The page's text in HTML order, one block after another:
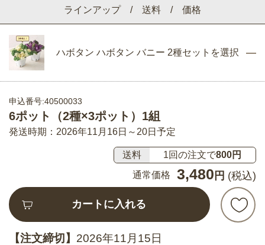
ラインアップ / 送料 / 価格
ハボタン ハボタン バニー 2種セットを選択
申込番号:40500033
6ポット（2種×3ポット）1組
発送時期：2026年11月16日～20日予定
送料 1回の注文で800円
通常価格
3,480 円 (税込)
カートに入れる
【注文締切】 2026年11月15日